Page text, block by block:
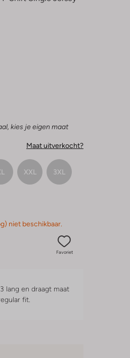
kies je eigen maat
Maat uitverkocht?
XXL 3XL
niet beschikbaar.
Favoriet
lang en draagt maat
fit